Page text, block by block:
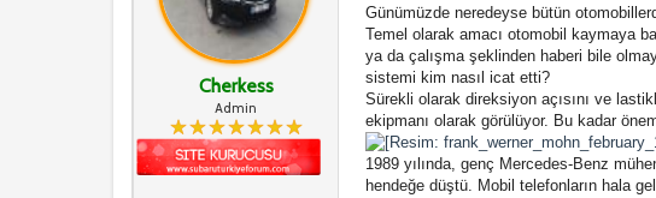
Cherkess
Admin
Günümüzde neredeyse bütün
Temel olarak amacı otomobil kaymaya
ya da çalışma şeklinden haberi bile
sistemi kim nasıl icat etti?
Sürekli olarak direksiyon açısını ve
ekipmanı olarak görülüyor. Bu kadar
1989 yılında, genç Mercedes-Benz
hendeğe düştü. Mobil telefonların hala